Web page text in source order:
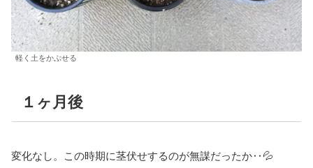
軽く土をかぶせる
１ヶ月後
変化なし。この時期に茎伏せするのが無謀だったか‥💦